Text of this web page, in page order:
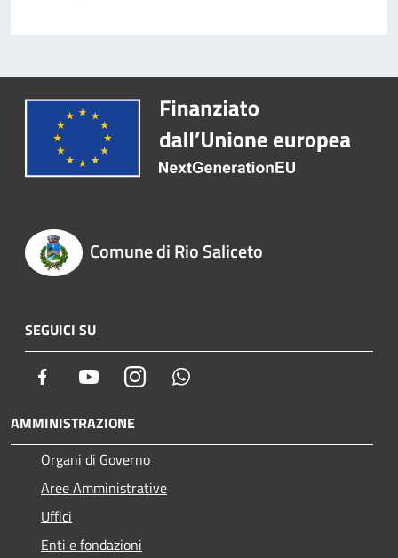
Comune di Rio Saliceto
SEGUICI SU
Facebook YoutubeInstagram
AMMINISTRAZIONE
Organi di Governo
Aree Amministrative
Uffici
Enti e fondazioni